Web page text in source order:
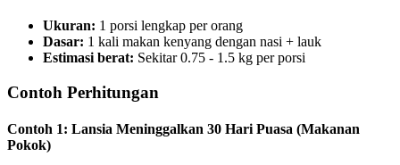
Ukuran: 1 porsi lengkap per orang
Dasar: 1 kali makan kenyang dengan nasi + lauk
Estimasi berat: Sekitar 0.75 - 1.5 kg per porsi
Contoh Perhitungan
Contoh 1: Lansia Meninggalkan 30 Hari Puasa (Makanan
Pokok)